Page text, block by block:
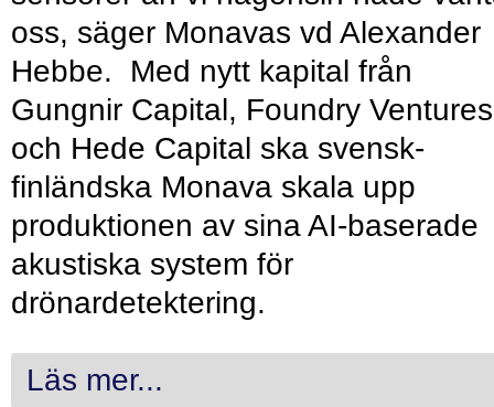
oss, säger Monavas vd Alexander
Hebbe. Med nytt kapital från
Gungnir Capital, Foundry Ventures
och Hede Capital ska svensk-
finländska Monava skala upp
produktionen av sina AI-baserade
akustiska system för
drönardetektering.
Läs mer...